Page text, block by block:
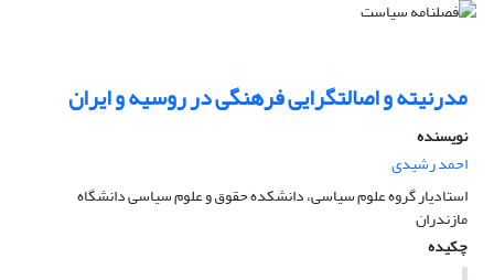
مدرنیته و اصالت‏گرایی فرهنگی در روسیه و ایران
نویسنده
احمد رشیدی
استادیار گروه علوم سیاسی، دانشکده حقوق و علوم سیاسی دانشگاه
مازندران
چکیده